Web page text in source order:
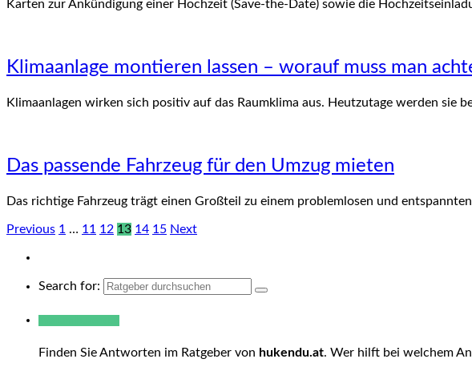
Karten zur Ankündigung einer Hochzeit (Save-the-Date) sowie die
Klimaanlage montieren lassen – worauf muss man
Klimaanlagen wirken sich positiv auf das Raumklima aus. Heutzutage werden sie
Das passende Fahrzeug für den Umzug mieten
Das richtige Fahrzeug trägt einen Großteil zu einem problemlosen und
Previous 1 … 11 12 13 14 15 Next
Search for:
Finden Sie Antworten im Ratgeber von hukendu.at. Wer hilft bei welchem